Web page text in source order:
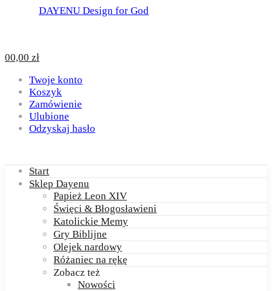
00,00 zł
Twoje konto
Koszyk
Zamówienie
Ulubione
Odzyskaj hasło
Start
Sklep Dayenu
Papież Leon XIV
Święci & Błogosławieni
Katolickie Memy
Gry Biblijne
Olejek nardowy
Różaniec na rękę
Zobacz też
Nowości